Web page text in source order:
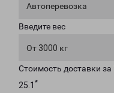
Автоперевозка
Введите вес
От 3000 кг
Стоимость доставки
25.1 *